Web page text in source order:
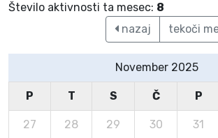
Število aktivnosti ta mesec: 8
nazaj
tekoči
November 2025
P T S Č P
27 28 29 30 31